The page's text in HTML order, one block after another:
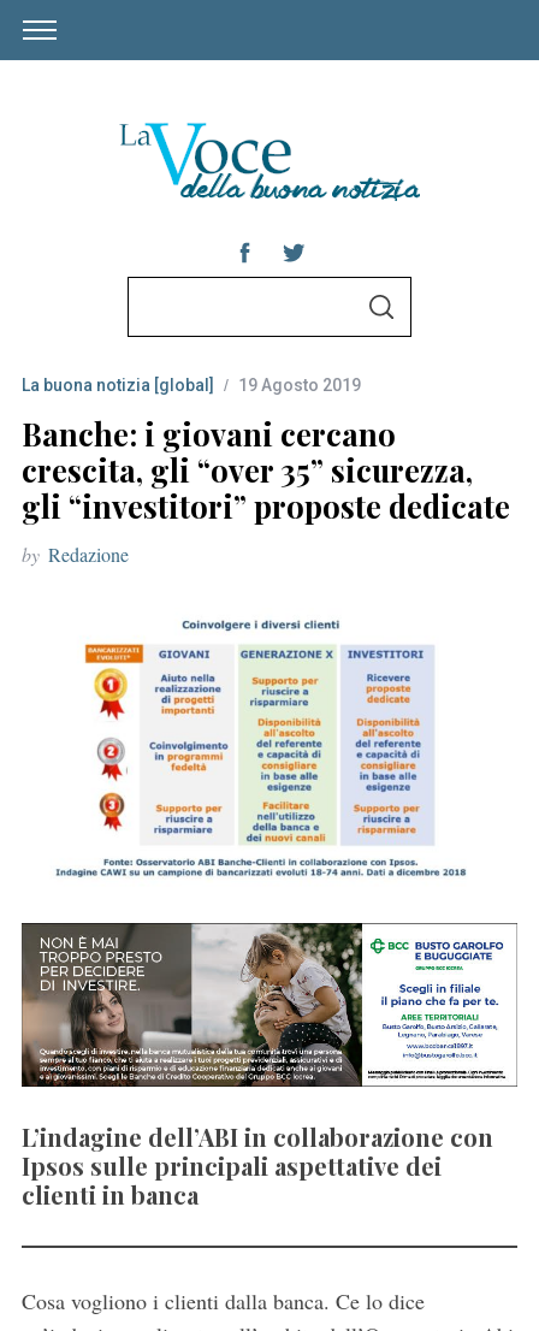
r
c
h
f
o
r
S
La buona notizia [global] 19 Agosto 2019
Banche: i giovani cercano
crescita, gli “over 35” sicurezza,
gli “investitori” proposte dedicate
by Redazione
L’indagine dell’ABI in collaborazione con
Ipsos sulle principali aspettative dei
clienti in banca
Cosa vogliono i clienti dalla banca. Ce lo dice